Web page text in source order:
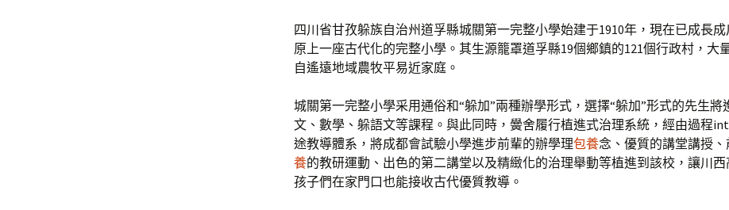
四川省甘孜躲族自治州道孚縣城關第一完整小學始建于1910年，現在已成長成
原上一座古代化的完整小學。其生源籠罩道孚縣19個鄉鎮的121個行政村，大
自遙遠地域農牧平易近家庭。
城關第一完整小學采用通俗和“躲加”兩種辦學形式，選擇“躲加”形式的先生將
文、數學、躲語文等課程。與此同時，黌舍履行植進式治理系統，經由過程
途教導體系，將成都會試驗小學進步前輩的辦學理包養念、優質的講堂講授、
養的教研運動、出色的第二講堂以及精緻化的治理舉動等植進到該校，讓川西
孩子們在家門口也能接收古代優質教導。